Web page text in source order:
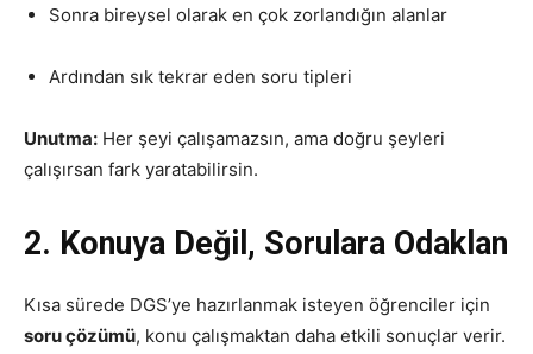
Sonra bireysel olarak en çok zorlandığın alanlar
Ardından sık tekrar eden soru tipleri
Unutma: Her şeyi çalışamazsın, ama doğru şeyleri
çalışırsan fark yaratabilirsin.
2. Konuya Değil, Sorulara Odaklan
Kısa sürede DGS’ye hazırlanmak isteyen öğrenciler için
soru çözümü, konu çalışmaktan daha etkili sonuçlar verir.